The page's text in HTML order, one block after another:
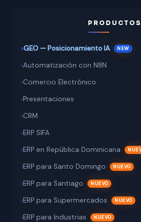
PRODUCTOS
GEO — Posicionamiento IA
Automatización con N8N
Comercio Electrónico
Presentaciones
CRM
ERP SIFA
ERP en República Dominicana
ERP para Santo Domingo
ERP para Santiago
ERP para Supermercados
ERP para Industrias